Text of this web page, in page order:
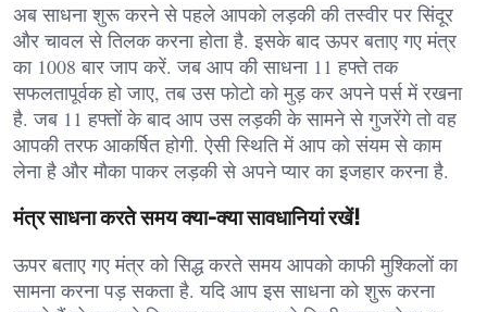
अब साधना शुरू करने से पहले आपको लड़की की तस्वीर पर सिंदूर
और चावल से तिलक करना होता है. इसके बाद ऊपर बताए गए मंत्र
का 1008 बार जाप करें. जब आप की साधना 11 हफ्ते तक
सफलतापूर्वक हो जाए, तब उस फोटो को मुड़ कर अपने पर्स में रखना
है. जब 11 हफ्तों के बाद आप उस लड़की के सामने से गुजरेंगे तो वह
आपकी तरफ आकर्षित होगी. ऐसी स्थिति में आप को संयम से काम
लेना है और मौका पाकर लड़की से अपने प्यार का इजहार करना है.
मंत्र साधना करते समय क्या-क्या सावधानियां रखें!
ऊपर बताए गए मंत्र को सिद्ध करते समय आपको काफी मुश्किलों का
सामना करना पड़ सकता है. यदि आप इस साधना को शुरू करना